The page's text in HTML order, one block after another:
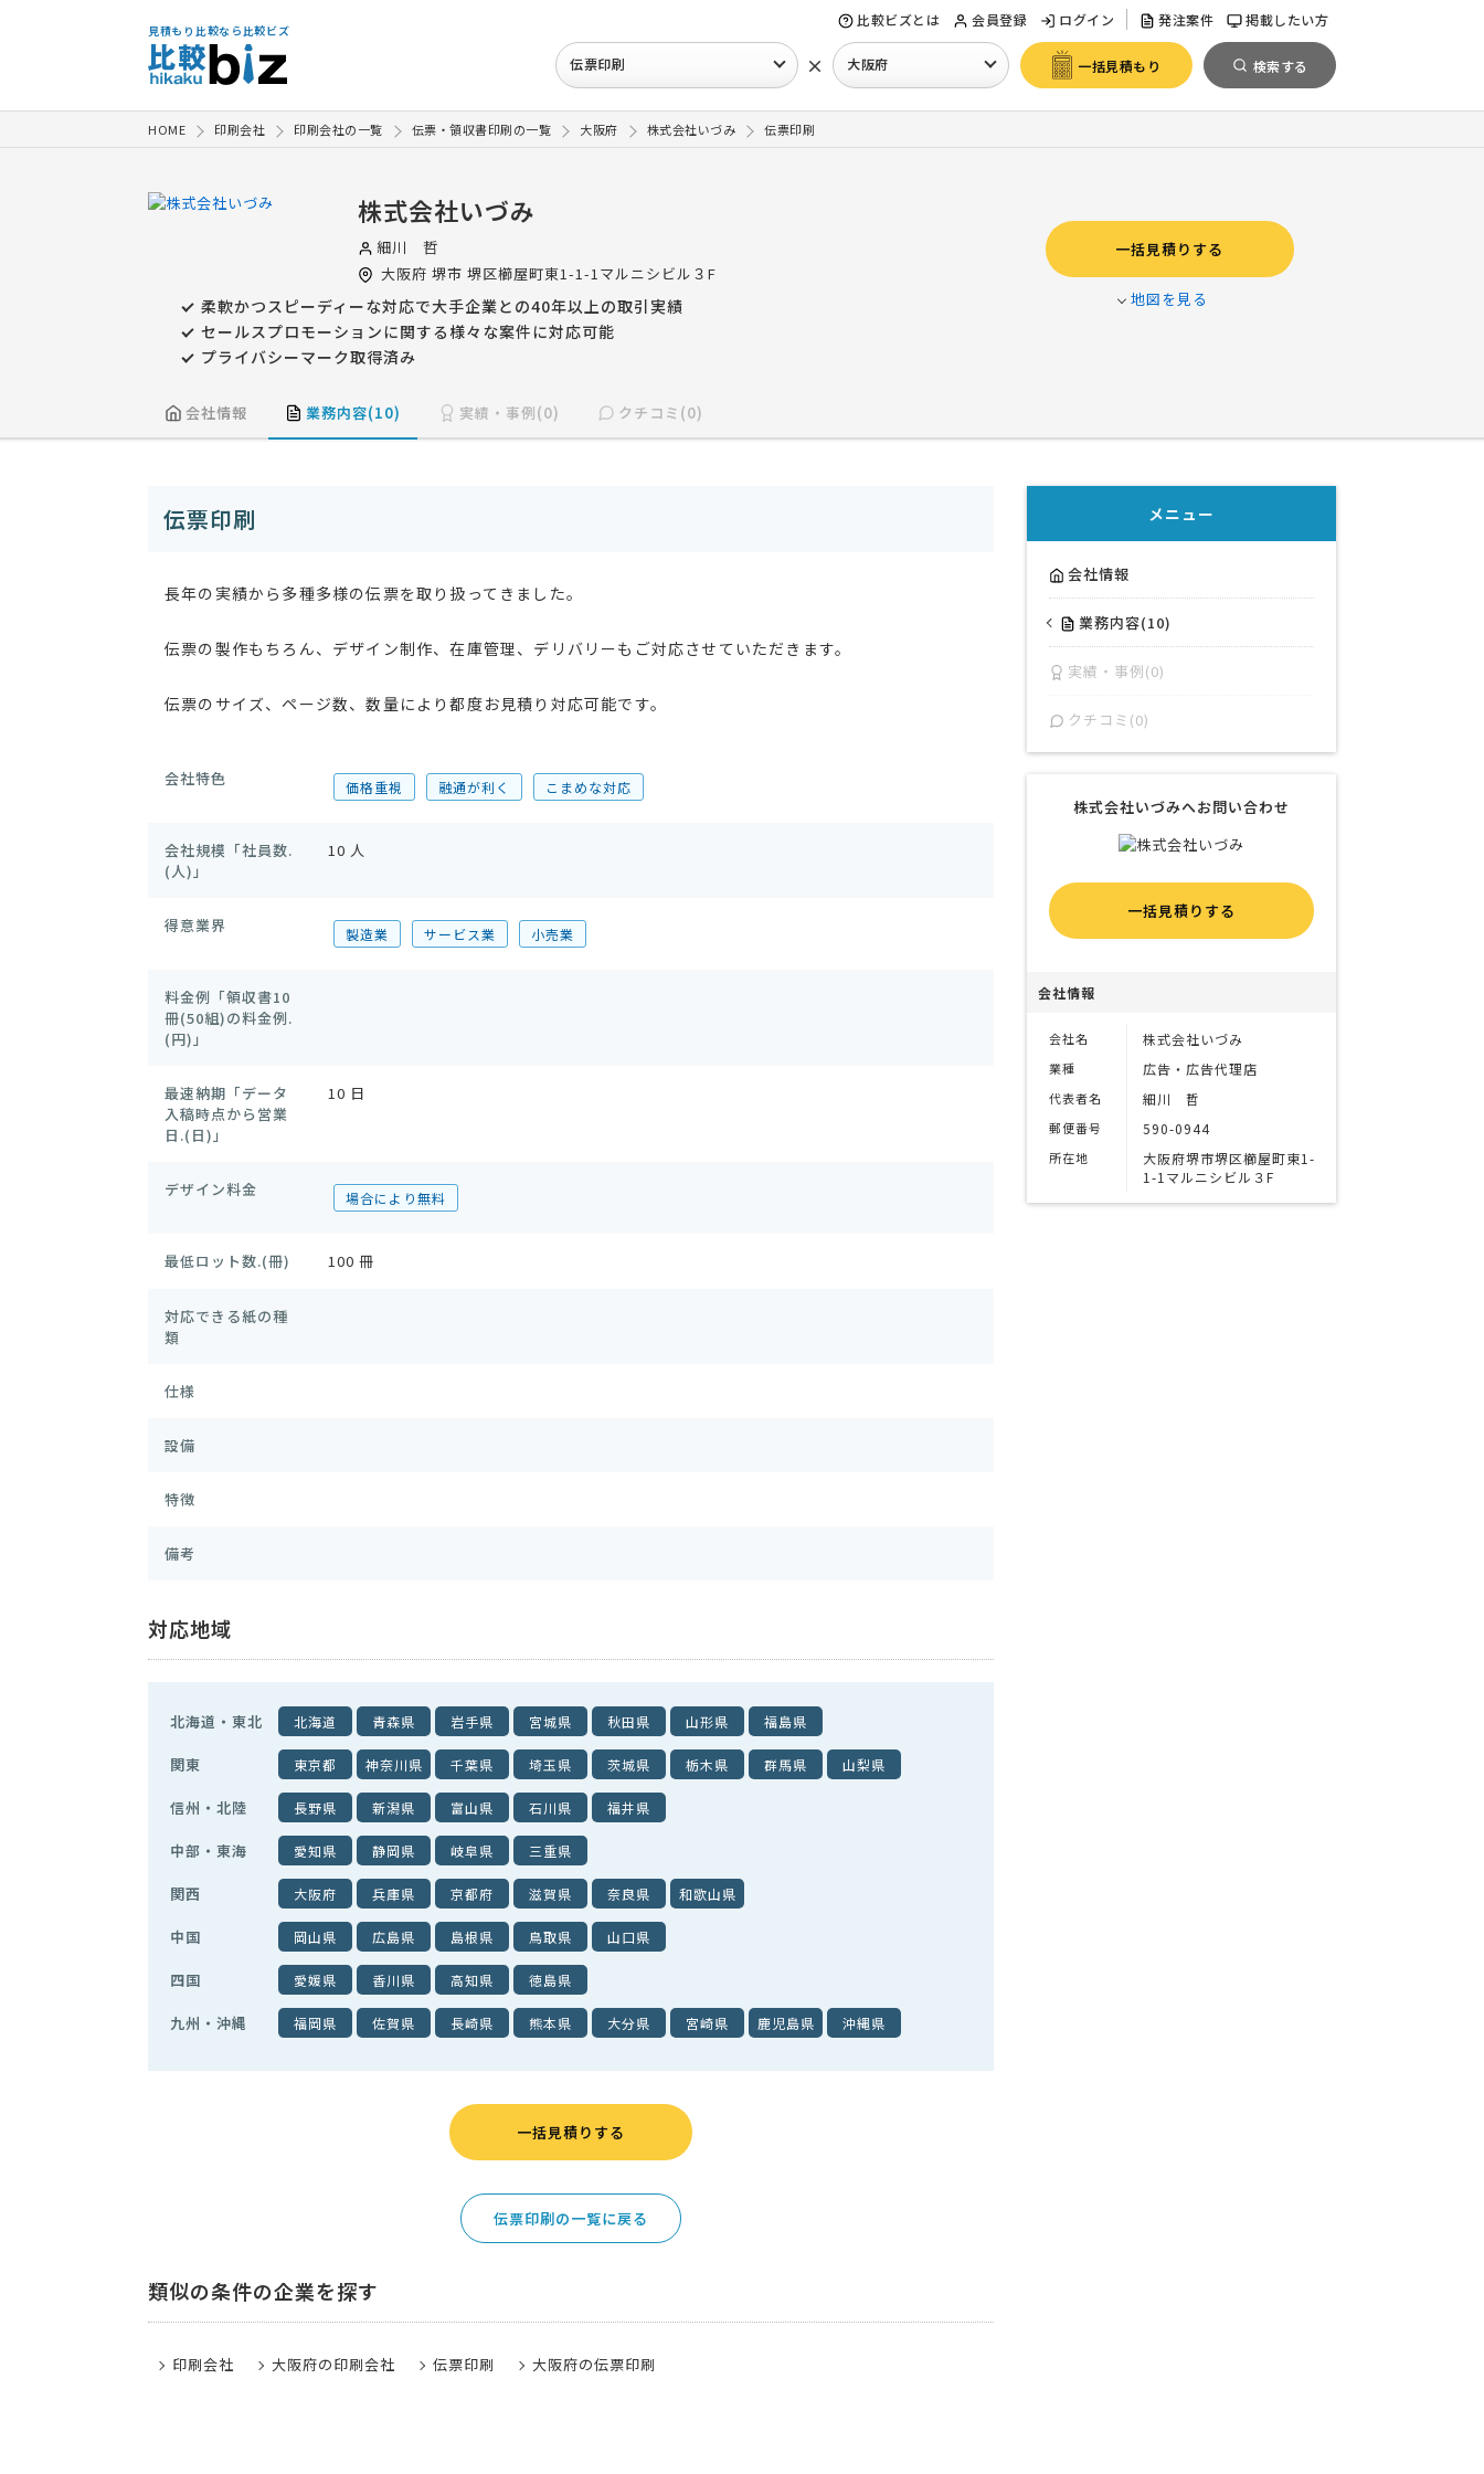
見積もり比較なら比較ビズ
比較ビズとは 会員登録 ログイン 発注案件 掲載したい方
伝票印刷 × 大阪府 一括見積もり 検索する
HOME 印刷会社 印刷会社の一覧 伝票・領収書印刷の一覧 大阪府 株式会社いづみ 伝票印刷
株式会社いづみ
細川 哲
大阪府 堺市 堺区櫛屋町東1-1-1マルニシビル３F
柔軟かつスピーディーな対応で大手企業との40年以上の取引実績
セールスプロモーションに関する様々な案件に対応可能
プライバシーマーク取得済み
一括見積りする
地図を見る
会社情報 業務内容(10) 実績・事例(0) クチコミ(0)
伝票印刷
長年の実績から多種多様の伝票を取り扱ってきました。
伝票の製作もちろん、デザイン制作、在庫管理、デリバリーもご対応させていただきます。
伝票のサイズ、ページ数、数量により都度お見積り対応可能です。
会社特色 価格重視 融通が利く こまめな対応
会社規模「社員数.
(人)」
10 人
得意業界 製造業 サービス業 小売業
料金例「領収書10
冊(50組)の料金例.
(円)」
最速納期「データ
入稿時点から営業
日.(日)」
10 日
デザイン料金 場合により無料
最低ロット数.(冊) 100 冊
対応できる紙の種
類
仕様
設備
特徴
備考
対応地域
北海道・東北 北海道 青森県 岩手県 宮城県 秋田県 山形県 福島県
関東 東京都 神奈川県 千葉県 埼玉県 茨城県 栃木県 群馬県 山梨県
信州・北陸 長野県 新潟県 富山県 石川県 福井県
中部・東海 愛知県 静岡県 岐阜県 三重県
関西 大阪府 兵庫県 京都府 滋賀県 奈良県 和歌山県
中国 岡山県 広島県 島根県 鳥取県 山口県
四国 愛媛県 香川県 高知県 徳島県
九州・沖縄 福岡県 佐賀県 長崎県 熊本県 大分県 宮崎県 鹿児島県 沖縄県
一括見積りする
伝票印刷の一覧に戻る
類似の条件の企業を探す
印刷会社 大阪府の印刷会社 伝票印刷 大阪府の伝票印刷
メニュー
会社情報
業務内容(10)
実績・事例(0)
クチコミ(0)
株式会社いづみへお問い合わせ
一括見積りする
会社情報
会社名 株式会社いづみ
業種 広告・広告代理店
代表者名 細川 哲
郵便番号 590-0944
所在地
大阪府堺市堺区櫛屋町東1-
1-1マルニシビル３F